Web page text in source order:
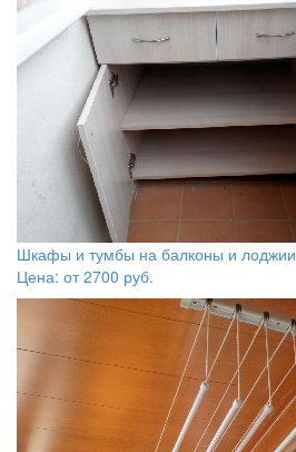
Шкафы и тумбы на балконы и лоджии
Цена: от2700 руб.